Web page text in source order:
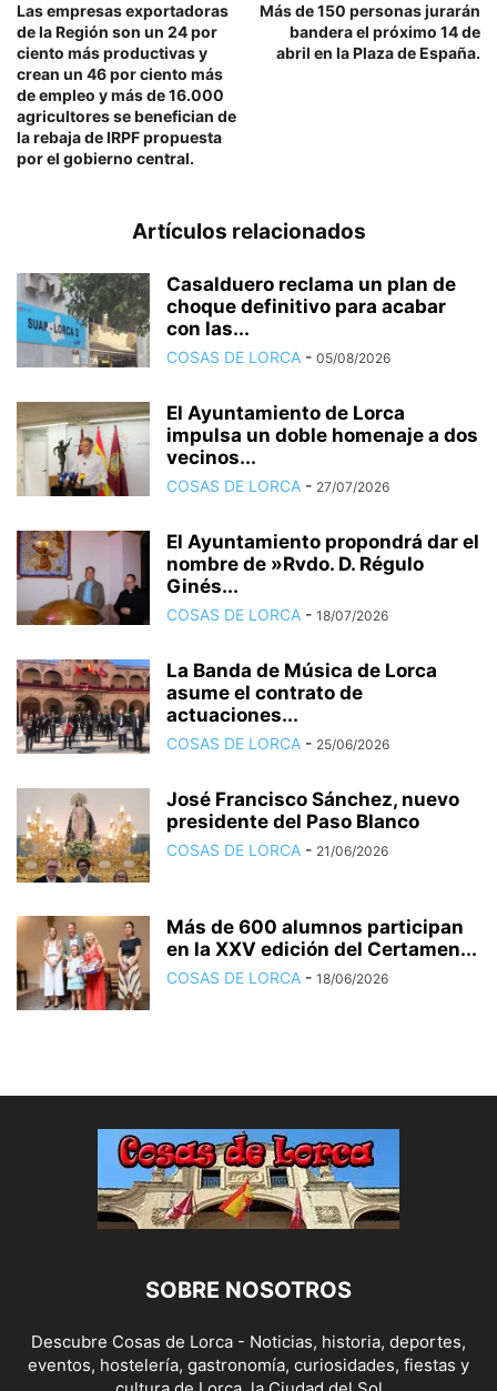
Las empresas exportadoras
de la Región son un 24 por
ciento más productivas y
crean un 46 por ciento más
de empleo y más de 16.000
agricultores se benefician de
la rebaja de IRPF propuesta
por el gobierno central.
Más de 150 personas jurarán
bandera el próximo 14 de
abril en la Plaza de España.
Artículos relacionados
Casalduero reclama un plan de
choque definitivo para acabar
con las...
COSAS DE LORCA - 05/08/2026
El Ayuntamiento de Lorca
impulsa un doble homenaje a dos
vecinos...
COSAS DE LORCA - 27/07/2026
El Ayuntamiento propondrá dar el
nombre de »Rvdo. D. Régulo
Ginés...
COSAS DE LORCA - 18/07/2026
La Banda de Música de Lorca
asume el contrato de
actuaciones...
COSAS DE LORCA - 25/06/2026
José Francisco Sánchez, nuevo
presidente del Paso Blanco
COSAS DE LORCA - 21/06/2026
Más de 600 alumnos participan
en la XXV edición del Certamen...
COSAS DE LORCA - 18/06/2026
SOBRE NOSOTROS
Descubre Cosas de Lorca - Noticias, historia, deportes,
eventos, hostelería, gastronomía, curiosidades, fiestas y